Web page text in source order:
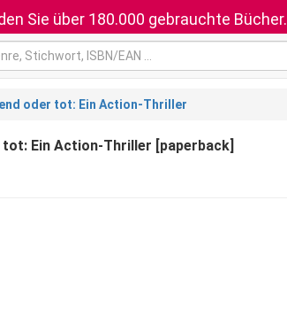
Sie über 180.000 gebrauchte Bücher.
oder tot: Ein Action-Thriller
tot: Ein Action-Thriller [paperback]